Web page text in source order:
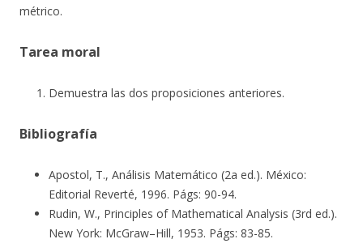
métrico.
Tarea moral
Demuestra las dos proposiciones anteriores.
Bibliografía
Apostol, T., Análisis Matemático (2a ed.). México:
Editorial Reverté, 1996. Págs: 90-94.
Rudin, W., Principles of Mathematical Analysis (3rd ed.).
New York: McGraw–Hill, 1953. Págs: 83-85.